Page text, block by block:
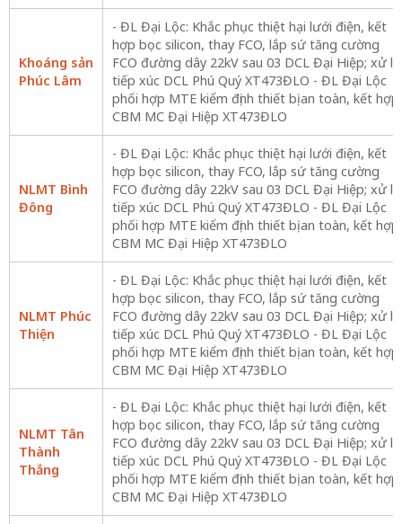
Khoáng sản
Phúc Lâm
- ĐL Đại Lộc: Khắc phục thiệt hại lưới điện, kết
hợp bọc silicon, thay FCO, lắp sứ tăng cường
FCO đường dây 22kV sau 03 DCL Đại Hiệp; xử lý
tiếp xúc DCL Phú Quý XT473ĐLO - ĐL Đại Lộc
phối hợp MTE kiểm định thiết bị an toàn, kết hợp
CBM MC Đại Hiệp XT473ĐLO
NLMT Bình
Đông
- ĐL Đại Lộc: Khắc phục thiệt hại lưới điện, kết
hợp bọc silicon, thay FCO, lắp sứ tăng cường
FCO đường dây 22kV sau 03 DCL Đại Hiệp; xử lý
tiếp xúc DCL Phú Quý XT473ĐLO - ĐL Đại Lộc
phối hợp MTE kiểm định thiết bị an toàn, kết hợp
CBM MC Đại Hiệp XT473ĐLO
NLMT Phúc
Thiện
- ĐL Đại Lộc: Khắc phục thiệt hại lưới điện, kết
hợp bọc silicon, thay FCO, lắp sứ tăng cường
FCO đường dây 22kV sau 03 DCL Đại Hiệp; xử lý
tiếp xúc DCL Phú Quý XT473ĐLO - ĐL Đại Lộc
phối hợp MTE kiểm định thiết bị an toàn, kết hợp
CBM MC Đại Hiệp XT473ĐLO
NLMT Tân
Thành
Thắng
- ĐL Đại Lộc: Khắc phục thiệt hại lưới điện, kết
hợp bọc silicon, thay FCO, lắp sứ tăng cường
FCO đường dây 22kV sau 03 DCL Đại Hiệp; xử lý
tiếp xúc DCL Phú Quý XT473ĐLO - ĐL Đại Lộc
phối hợp MTE kiểm định thiết bị an toàn, kết hợp
CBM MC Đại Hiệp XT473ĐLO